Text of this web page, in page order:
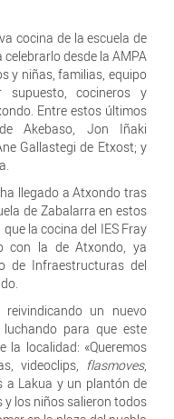
cocina de la escuela de
desde la AMPA
y niñas, familias, equipo
supuesto, cocineros y
Entre estos últimos
Akebaso, Jon Iñaki
Gallastegi de Etxost; y
llegado a Atxondo tras
de Zabalarra en estos
la cocina del IES Fray
con la de Atxondo, ya
de Infraestructuras del
un nuevo
para que este
la localidad: «Queremos
videoclips, flasmoves,
a Lakua y un plantón de
y los niños salieron todos